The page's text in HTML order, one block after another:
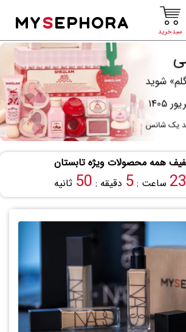
سبدخرید
MYSEPHORA
23 ساعت :5 دقیقه : 49 ثانیه